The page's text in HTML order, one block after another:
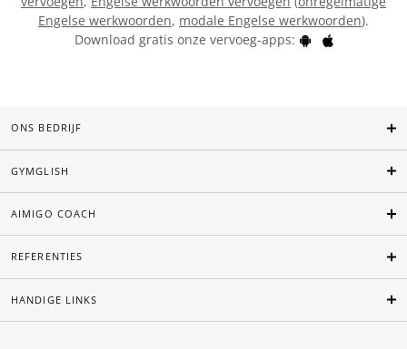
Engelse werkwoorden, modale Engelse werkwoorden).
Download gratis onze vervoeg-apps:
ONS BEDRIJF
GYMGLISH
AIMIGO COACH
REFERENTIES
HANDIGE LINKS